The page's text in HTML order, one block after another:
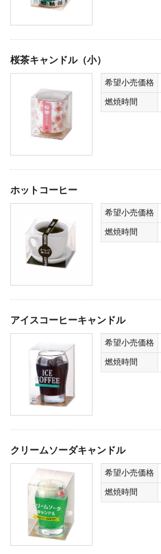
桜茶キャンドル（小）
希望小売価格
燃焼時間
ホットコーヒー
希望小売価格
燃焼時間
アイスコーヒーキャンドル
希望小売価格
燃焼時間
クリームソーダキャンドル
希望小売価格
燃焼時間